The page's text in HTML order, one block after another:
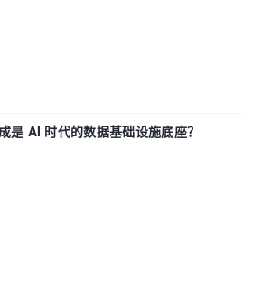
是 AI 时代的数据基础设施底座？